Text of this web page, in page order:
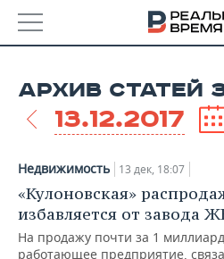
УДМУРТИЯ
НОВОСТИ
НОВОСТИ АНАЛИТИКИ
ДЕКЛАРАЦИИ О ДОХОДАХ
ЭКОНОМИКА
НОВОСТИ ЭКОНОМИКИ
ПРОМЫШЛЕННОСТЬ
АРХИВ СТАТЕЙ
13.12.2017
Недвижимость 13 дек, 18:07
«Кулоновская»
избавляется от завода
На продажу почти за 1
работающее предприятие,